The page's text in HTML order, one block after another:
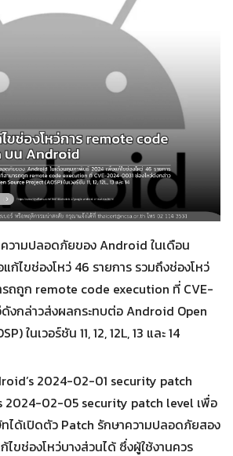
Search
วามปลอดภัยของ Android ในเดือน
ไขช่องโหว่ 46 รายการ รวมถึงช่องโหว่
ถถูก remote code execution ที่ CVE-
งกล่าวส่งผลกระทบต่อ Android Open
ในเวอร์ชัน 11, 12, 12L, 13 และ 14
2024-02-01 security patch
2024-02-05 security patch level เพื่อ
ได้เปิดตัว Patch รักษาความปลอดภัยสอง
ไขช่องโหว่บางส่วนได้ ซึ่งผู้ใช้งานควร